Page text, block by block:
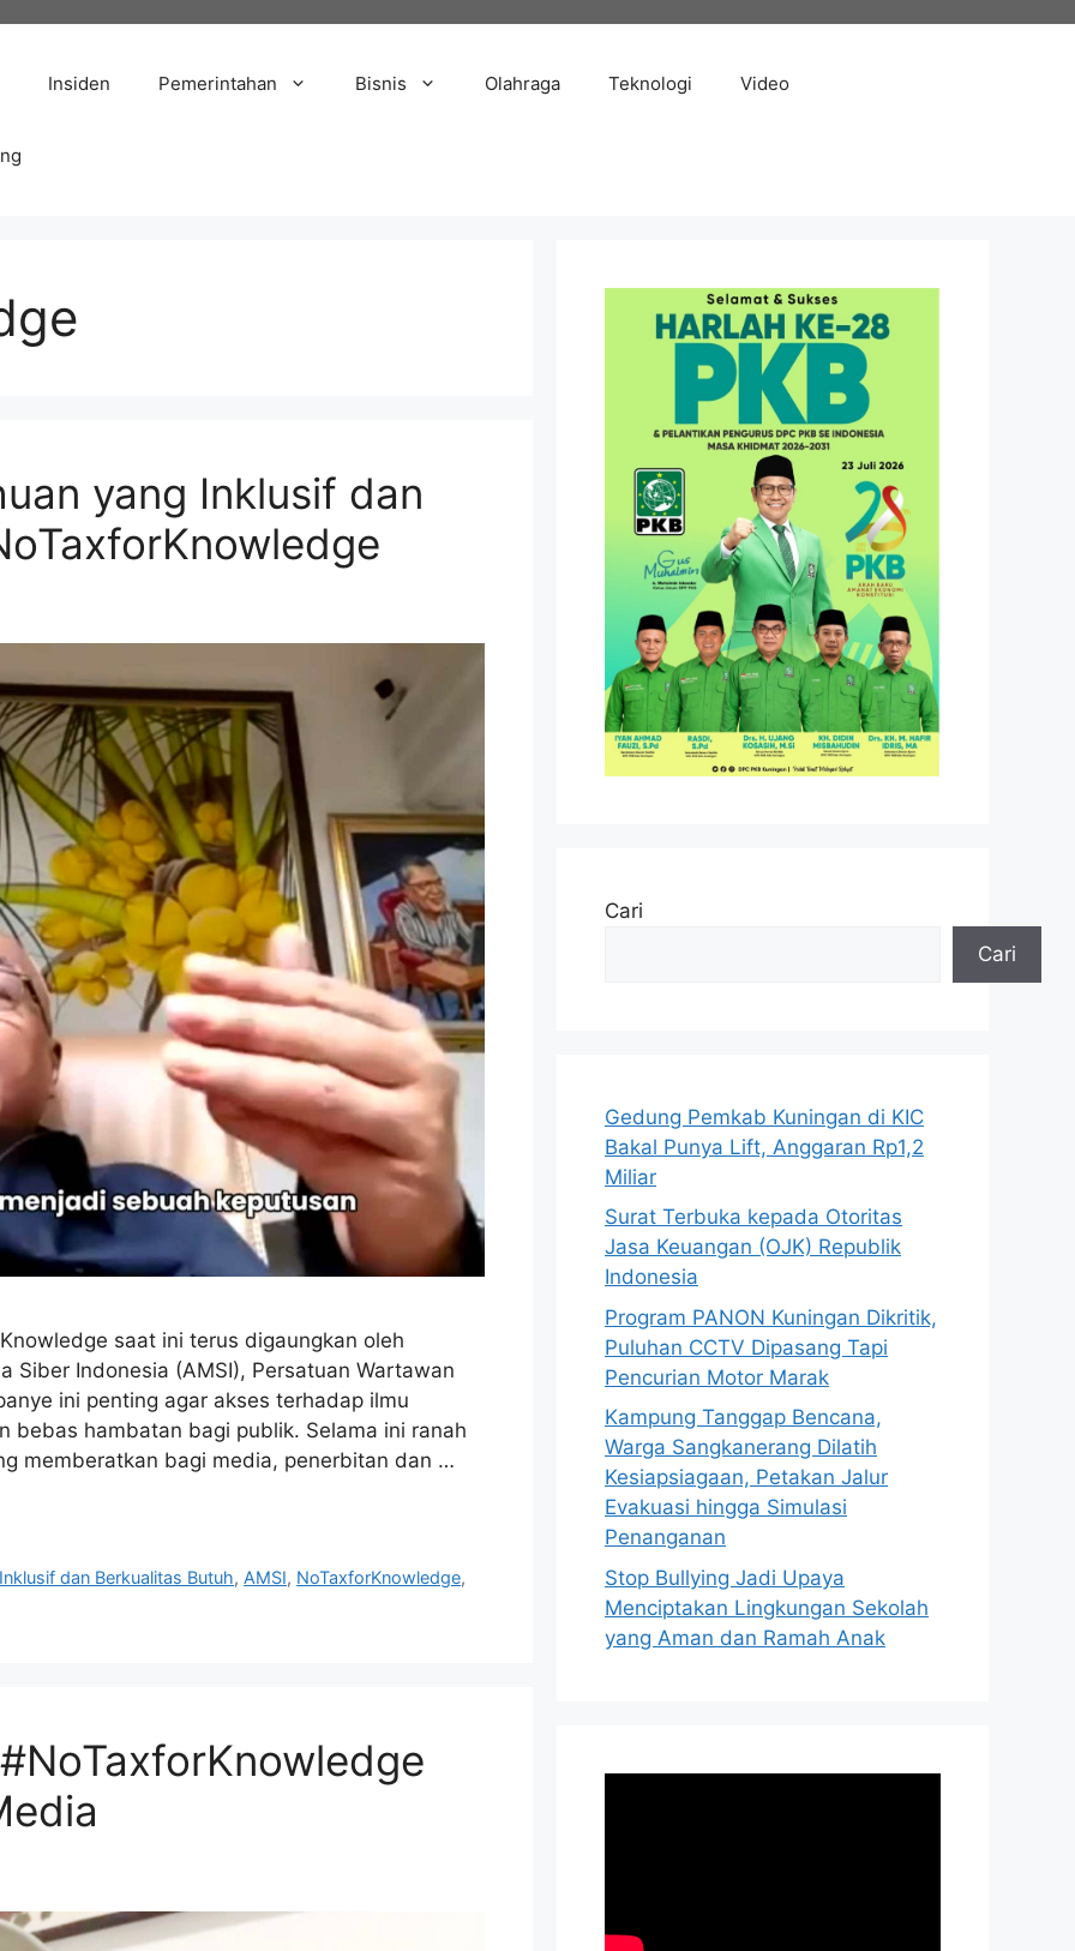
Insiden Pemerintahan Bisnis Olahraga Teknologi Video
yang Inklusif dan
saat ini terus digaungkan oleh
Siber Indonesia (AMSI), Persatuan Wartawan
ini penting agar akses terhadap ilmu
bebas hambatan bagi publik. Selama ini ranah
memberatkan bagi media, penerbitan dan …
dan Berkualitas Butuh,AMSI, NoTaxforKnowledge,
Cari
Cari
Gedung Pemkab Kuningan di KIC
Bakal Punya Lift, Anggaran Rp1,2
Miliar
Surat Terbuka kepada Otoritas
Jasa Keuangan (OJK) Republik
Indonesia
Program PANON Kuningan Dikritik,
Puluhan CCTV Dipasang Tapi
Pencurian Motor Marak
Kampung Tanggap Bencana,
Warga Sangkanerang Dilatih
Kesiapsiagaan, Petakan Jalur
Evakuasi hingga Simulasi
Penanganan
Stop Bullying Jadi Upaya
Menciptakan Lingkungan Sekolah
yang Aman dan Ramah Anak